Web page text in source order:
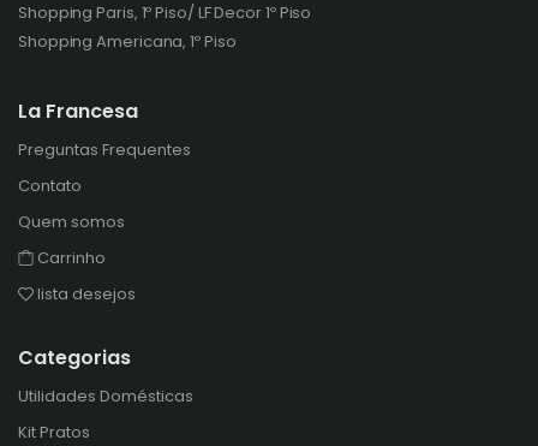
Shopping Paris, 1º Piso/ LF Decor 1º Piso
Shopping Americana, 1º Piso
La Francesa
Preguntas Frequentes
Contato
Quem somos
Carrinho
lista desejos
Categorias
Utilidades Domésticas
Kit Pratos